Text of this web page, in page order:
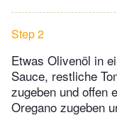
Step 2
Etwas Olivenöl in
Sauce, restliche
zugeben und offen
Oregano zugeben